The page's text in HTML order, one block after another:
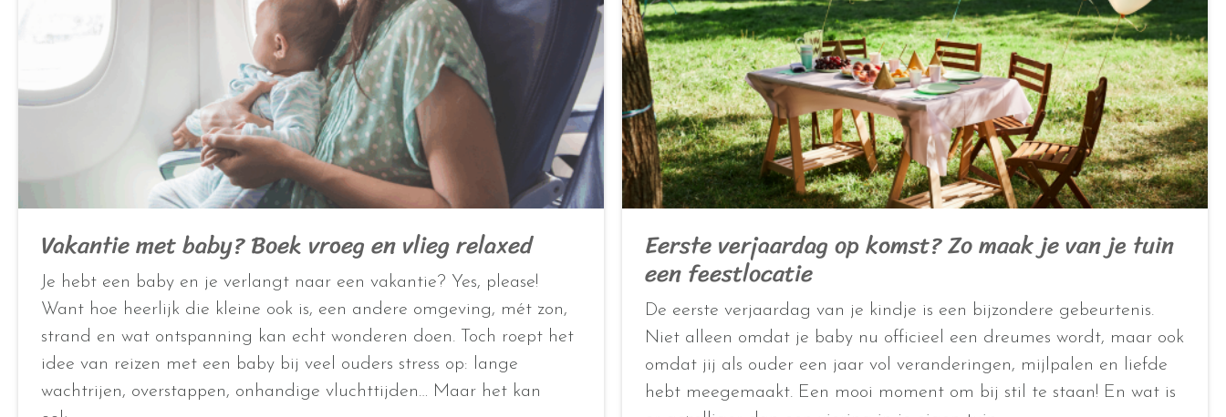
Vakantie met baby? Boek vroeg en vlieg relaxed
Je hebt een baby en je verlangt naar een vakantie? Yes, please!
Want hoe heerlijk die kleine ook is, een andere omgeving, mét zon,
strand en wat ontspanning kan echt wonderen doen. Toch roept het
idee van reizen met een baby bij veel ouders stress op: lange
wachtrijen, overstappen, onhandige vluchttijden… Maar het kan
Eerste verjaardag op komst? Zo maak je van je tuin
een feestlocatie
De eerste verjaardag van je kindje is een bijzondere gebeurtenis.
Niet alleen omdat je baby nu officieel een dreumes wordt, maar ook
omdat jij als ouder een jaar vol veranderingen, mijlpalen en liefde
hebt meegemaakt. Een mooi moment om bij stil te staan! En wat is